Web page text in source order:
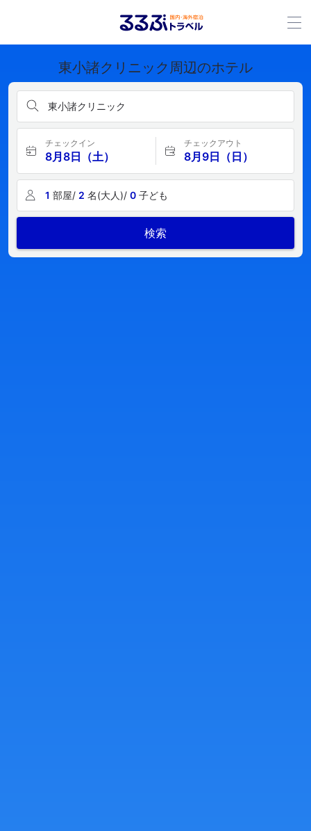
東小諸クリニック周辺のホテル
東小諸クリニック
チェックイン
8月8日（土）
チェックアウト
8月9日（日）
1 部屋/ 2 名(大人)/ 0 子ども
検索